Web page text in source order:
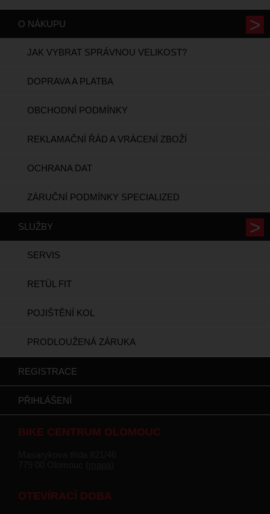
O NÁKUPU
JAK VYBRAT SPRÁVNOU VELIKOST?
DOPRAVA A PLATBA
OBCHODNÍ PODMÍNKY
REKLAMAČNÍ ŘÁD A VRÁCENÍ ZBOŽÍ
OCHRANA DAT
ZÁRUČNÍ PODMÍNKY SPECIALIZED
SLUŽBY
SERVIS
RETÜL FIT
POJIŠTĚNÍ KOL
PRODLOUŽENÁ ZÁRUKA
REGISTRACE
PŘIHLÁŠENÍ
BIKE CENTRUM OLOMOUC
OTEVÍRACÍ DOBA